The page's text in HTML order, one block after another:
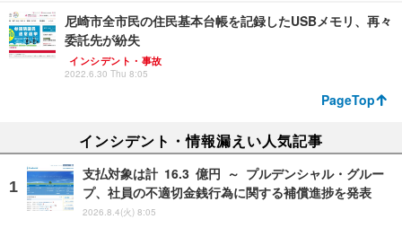
尼崎市全市民の住民基本台帳を記録したUSBメモリ、再々
委託先が紛失
インシデント・事故
2022.6.30 Thu 8:05
PageTop
インシデント・情報漏えい人気記事
支払対象は計 16.3 億円 ～ プルデンシャル・グルー
プ、社員の不適切金銭行為に関する補償進捗を発表
2026.8.4(火) 8:05